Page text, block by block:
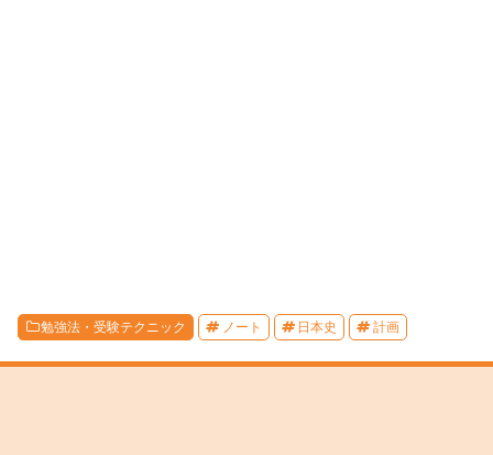
勉強法・受験テクニック ノート 日本史 計画